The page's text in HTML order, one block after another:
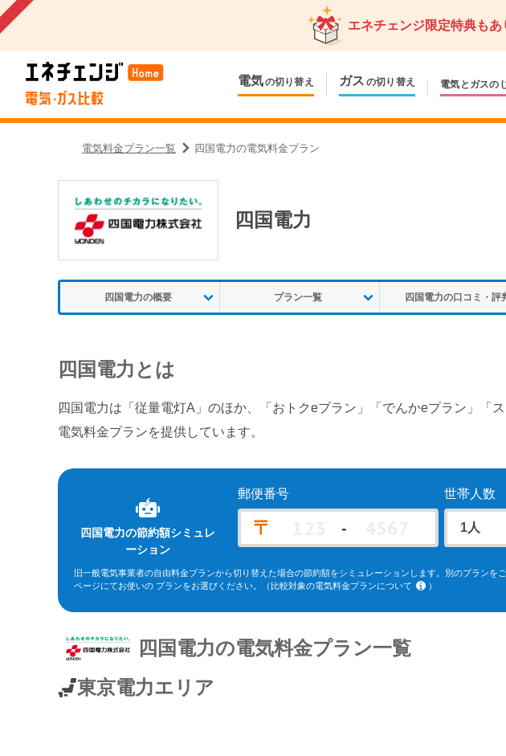
エネチェンジ限定特典もあ
電気の切り替え ガス の切り替え 電気とガスの
電気料金プラン一覧 四国電力の電気料金プラン
四国電力
四国電力の概要 プラン一覧 四国電力の口コミ・評
四国電力 とは
四国電力は「従量電灯A」のほか、「おトクeプラン」「でんかeプラン」「
電気料金プランを提供しています。
四国電力の節約額シミュレ
ーション
郵便番号
〒 -
世帯人数
旧一般電気事業者の自由料金プランから切り替えた場合の節約額をシミュレーションします。別のプランを
ページにてお使いの プランをお選びください。
（比較対象の電気料金プランについて
）
ーバリュー」(kVA契約)、東京電力エリア「スタンダードS」「スタンダードL」(kVA契約)、中部電力エリア
ラン スマートコース」「〔ビジネス〕スマートＢコース」(kVA契約)、四国電力エリア「おトクeプラン」「
ン」(kVA契約)、九州電力エリア「スマートファミリープラン」「スマートビジネスプラン」(kVA契約)、沖
※関西電力エリアの「なっトクでんき」「なっトクでんきBiz」ではガス料金は考慮していません。
四国電力の電気料金プラン一覧
東京電力エリア